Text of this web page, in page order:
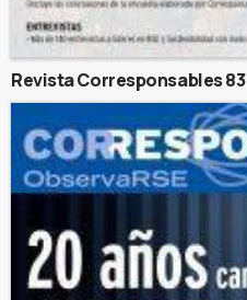
Revista Corresponsables 83